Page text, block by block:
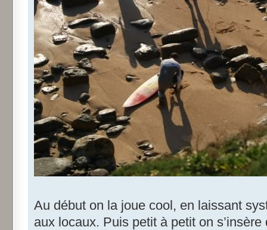
Au début on la joue cool, en laissant
aux locaux. Puis petit à petit on